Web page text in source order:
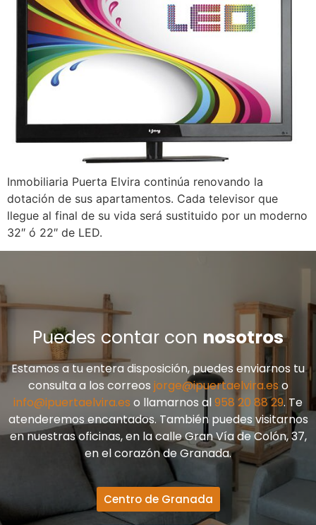
Inmobiliaria Puerta Elvira continúa renovando la
dotación de sus apartamentos. Cada televisor que
llegue al final de su vida será sustituido por un moderno
32″ ó 22″ de LED.
Puedes contar con nosotros
Estamos a tu entera disposición, puedes enviarnos tu
consulta a los correos jorge@ipuertaelvira.eso
info@ipuertaelvira.es o llamarnos al958 20 88 29. Te
atenderemos encantados. También puedes visitarnos
en nuestras oficinas, en la calle Gran Vía de Colón, 37,
en el corazón de Granada.
Centro de Granada